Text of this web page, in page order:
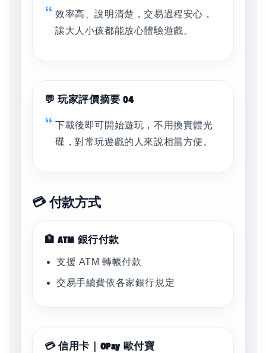
效率高、說明清楚，交易過程安心，
讓大人小孩都能放心體驗遊戲。
💬 玩家評價摘要 04
下載後即可開始遊玩，不用換實體光
碟，對常玩遊戲的人來說相當方便。
💳 付款方式
🏦 ATM 銀行付款
支援 ATM 轉帳付款
交易手續費依各家銀行規定
💳 信用卡｜OPay 歐付寶